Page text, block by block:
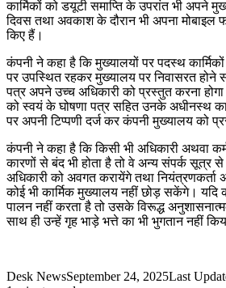
कार्मिकों को डयूटी समाप्ति के उपरांत भी अपने
दिवस तथा अवकाश के दौरान भी अपना मोबाइल
किए हैं।
कंपनी ने कहा है कि मुख्‍यालयों पर पदस्‍थ
पर उपस्थित रहकर मुख्‍यालय पर निवासरत होने
पत्र अपने उच्‍च अधिकारी को प्रस्‍तुत करना
को स्‍वयं के घोषणा पत्र सहित उनके अधीनस्‍थ
पर अपनी टिप्‍पणी दर्ज कर कंपनी मुख्‍यालय को
कंपनी ने कहा है कि किसी भी अधिकारी अथवा
कारणों से बंद भी होता है तो वे अन्य संपर्क सूत्र
अधिकारी को अवगत करायेंगे तथा नियंत्रणकर्ता
कोई भी कार्मिक मुख्यालय नहीं छोड़ सकेंगे। यदि
पालन नहीं करता है तो उसके विरूद्ध
साथ ही उन्हें गृह भाड़े भत्ते का भी भुगतान नहीं
Desk NewsSeptember 24, 2025Last